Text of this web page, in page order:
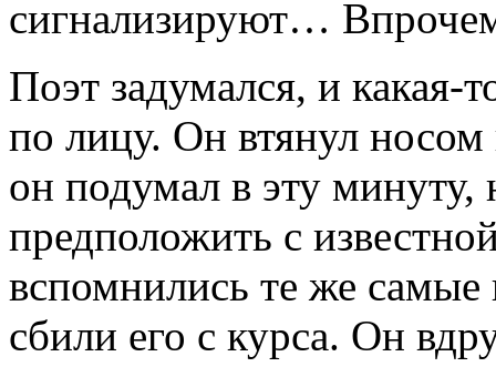
сигнализируют…
Поэт задумался, и какая-
по лицу. Он втянул
он подумал в эту
предположить с
вспомнились те же самые
сбили его с курса. Он